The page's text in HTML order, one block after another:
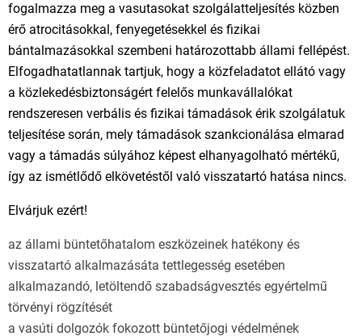
fogalmazza meg a vasutasokat szolgálatteljesítés közben
érő atrocitásokkal, fenyegetésekkel és fizikai
bántalmazásokkal szembeni határozottabb állami fellépést.
Elfogadhatatlannak tartjuk, hogy a közfeladatot ellátó vagy
a közlekedésbiztonságért felelős munkavállalókat
rendszeresen verbális és fizikai támadások érik szolgálatuk
teljesítése során, mely támadások szankcionálása elmarad
vagy a támadás súlyához képest elhanyagolható mértékű,
így az ismétlődő elkövetéstől való visszatartó hatása nincs.
Elvárjuk ezért!
az állami büntetőhatalom eszközeinek hatékony és
visszatartó alkalmazásáta tettlegesség esetében
alkalmazandó, letöltendő szabadságvesztés egyértelmű
törvényi rögzítését
a vasúti dolgozók fokozott büntetőjogi védelmének